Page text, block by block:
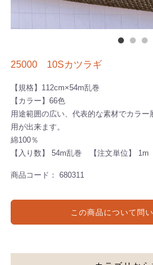
25000 10Sカツラギ
【規格】112cm×54m乱巻
【カラー】66色
用途範囲の広い、代表的な素材でカラ
用が出来ます。
綿100％
【入り数】 54m乱巻 【注文単位】 1m
商品コード： 680311
この商品について問